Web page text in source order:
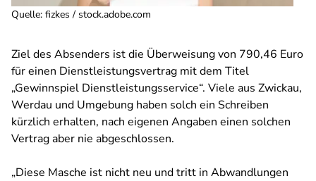
Quelle: fizkes / stock.adobe.com
Ziel des Absenders ist die Überweisung von 790,46 Euro
für einen Dienstleistungsvertrag mit dem Titel
„Gewinnspiel Dienstleistungsservice“. Viele aus Zwickau,
Werdau und Umgebung haben solch ein Schreiben
kürzlich erhalten, nach eigenen Angaben einen solchen
Vertrag aber nie abgeschlossen.
„Diese Masche ist nicht neu und tritt in Abwandlungen